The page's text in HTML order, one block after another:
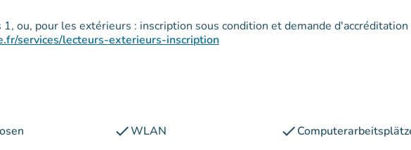
ou, pour les extérieurs : inscription sous condition et demande d'accréditation
services/lecteurs-exterieurs-inscription
checkWLAN check